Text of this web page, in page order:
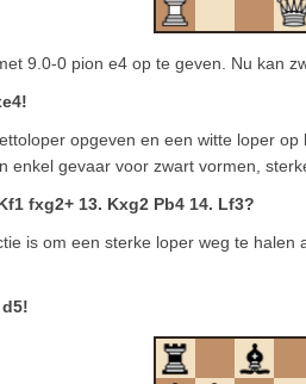
9.0-0 pion e4 op te geven. Nu kan
opgeven en een witte loper
enkel gevaar voor zwart vormen,
fxg2+ 13. Kxg2 Pb4 14. Lf3?
is om een sterke loper weg te